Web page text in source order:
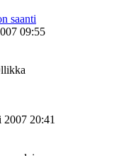
saanti
09:55
2007 20:41